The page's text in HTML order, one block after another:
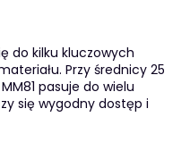
do kilku kluczowych
Przy średnicy 25
pasuje do wielu
się wygodny dostęp i